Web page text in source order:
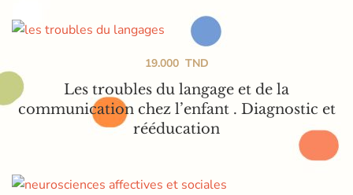
Les troubles du langage et de la
communication chez l’enfant . Diagnostic et
rééducation
19.000 TND